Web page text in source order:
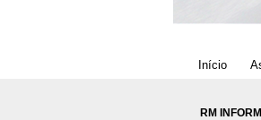
Início
RM